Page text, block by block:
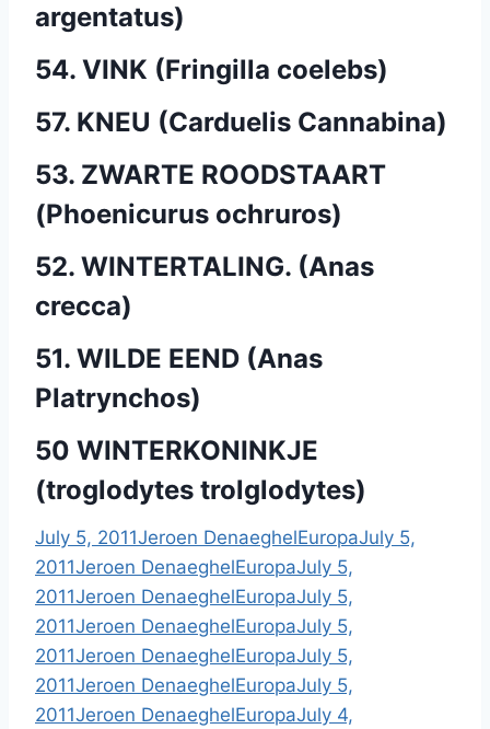
argentatus)
54. VINK (Fringilla coelebs)
57. KNEU (Carduelis Cannabina)
53. ZWARTE ROODSTAART
(Phoenicurus ochruros)
52. WINTERTALING. (Anas
crecca)
51. WILDE EEND (Anas
Platrynchos)
50 WINTERKONINKJE
(troglodytes trolglodytes)
July 5, 2011Jeroen DenaeghelEuropaJuly 5,
2011Jeroen DenaeghelEuropaJuly 5,
2011Jeroen DenaeghelEuropaJuly 5,
2011Jeroen DenaeghelEuropaJuly 5,
2011Jeroen DenaeghelEuropaJuly 5,
2011Jeroen DenaeghelEuropaJuly 5,
2011Jeroen DenaeghelEuropaJuly 4,